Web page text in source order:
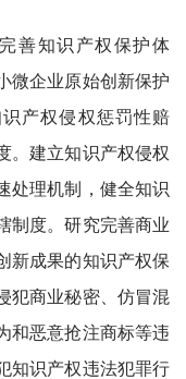
善知识产权保护体
微企业原始创新保护
产权侵权惩罚性赔
。建立知识产权侵权
处理机制，健全知识
制度。研究完善商业
新成果的知识产权保
犯商业秘密、仿冒混
和恶意抢注商标等违
知识产权违法犯罪行